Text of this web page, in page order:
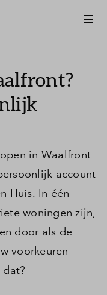
in Waalfront
account
Huis. In één
woningen zijn,
door als de
voorkeuren